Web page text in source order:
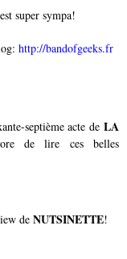
super sympa!
http://bandofgeeks.fr
septième acte de LA
de lire ces belles
de NUTSINETTE!